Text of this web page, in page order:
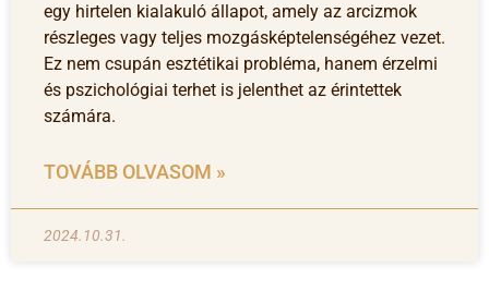
egy hirtelen kialakuló állapot, amely az arcizmok
részleges vagy teljes mozgásképtelenségéhez vezet.
Ez nem csupán esztétikai probléma, hanem érzelmi
és pszichológiai terhet is jelenthet az érintettek
számára.
TOVÁBB OLVASOM »
2024.10.31.